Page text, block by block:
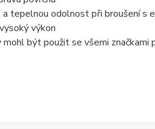
tepelnou odolnost při broušení s
výkon
být použit se všemi